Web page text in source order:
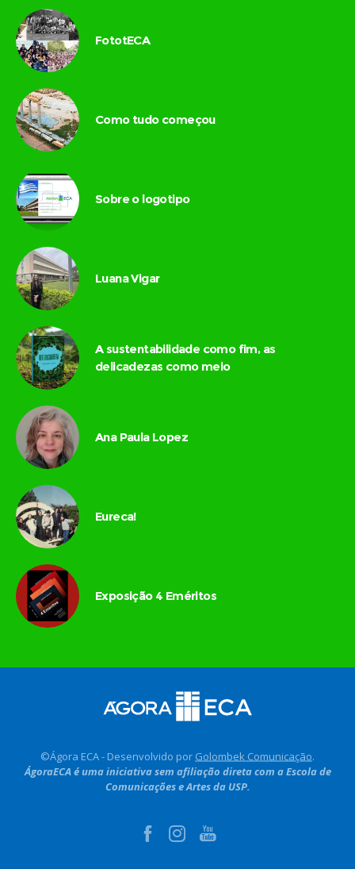
FototECA
Como tudo começou
Sobre o logotipo
Luana Vigar
A sustentabilidade como fim, as
delicadezas como meio
Ana Paula Lopez
Eureca!
Exposição 4 Eméritos
©Ágora ECA - Desenvolvido por Golombek Comunicação.
ÁgoraECA é uma iniciativa sem afiliação direta com a Escola de
Comunicações e Artes da USP.